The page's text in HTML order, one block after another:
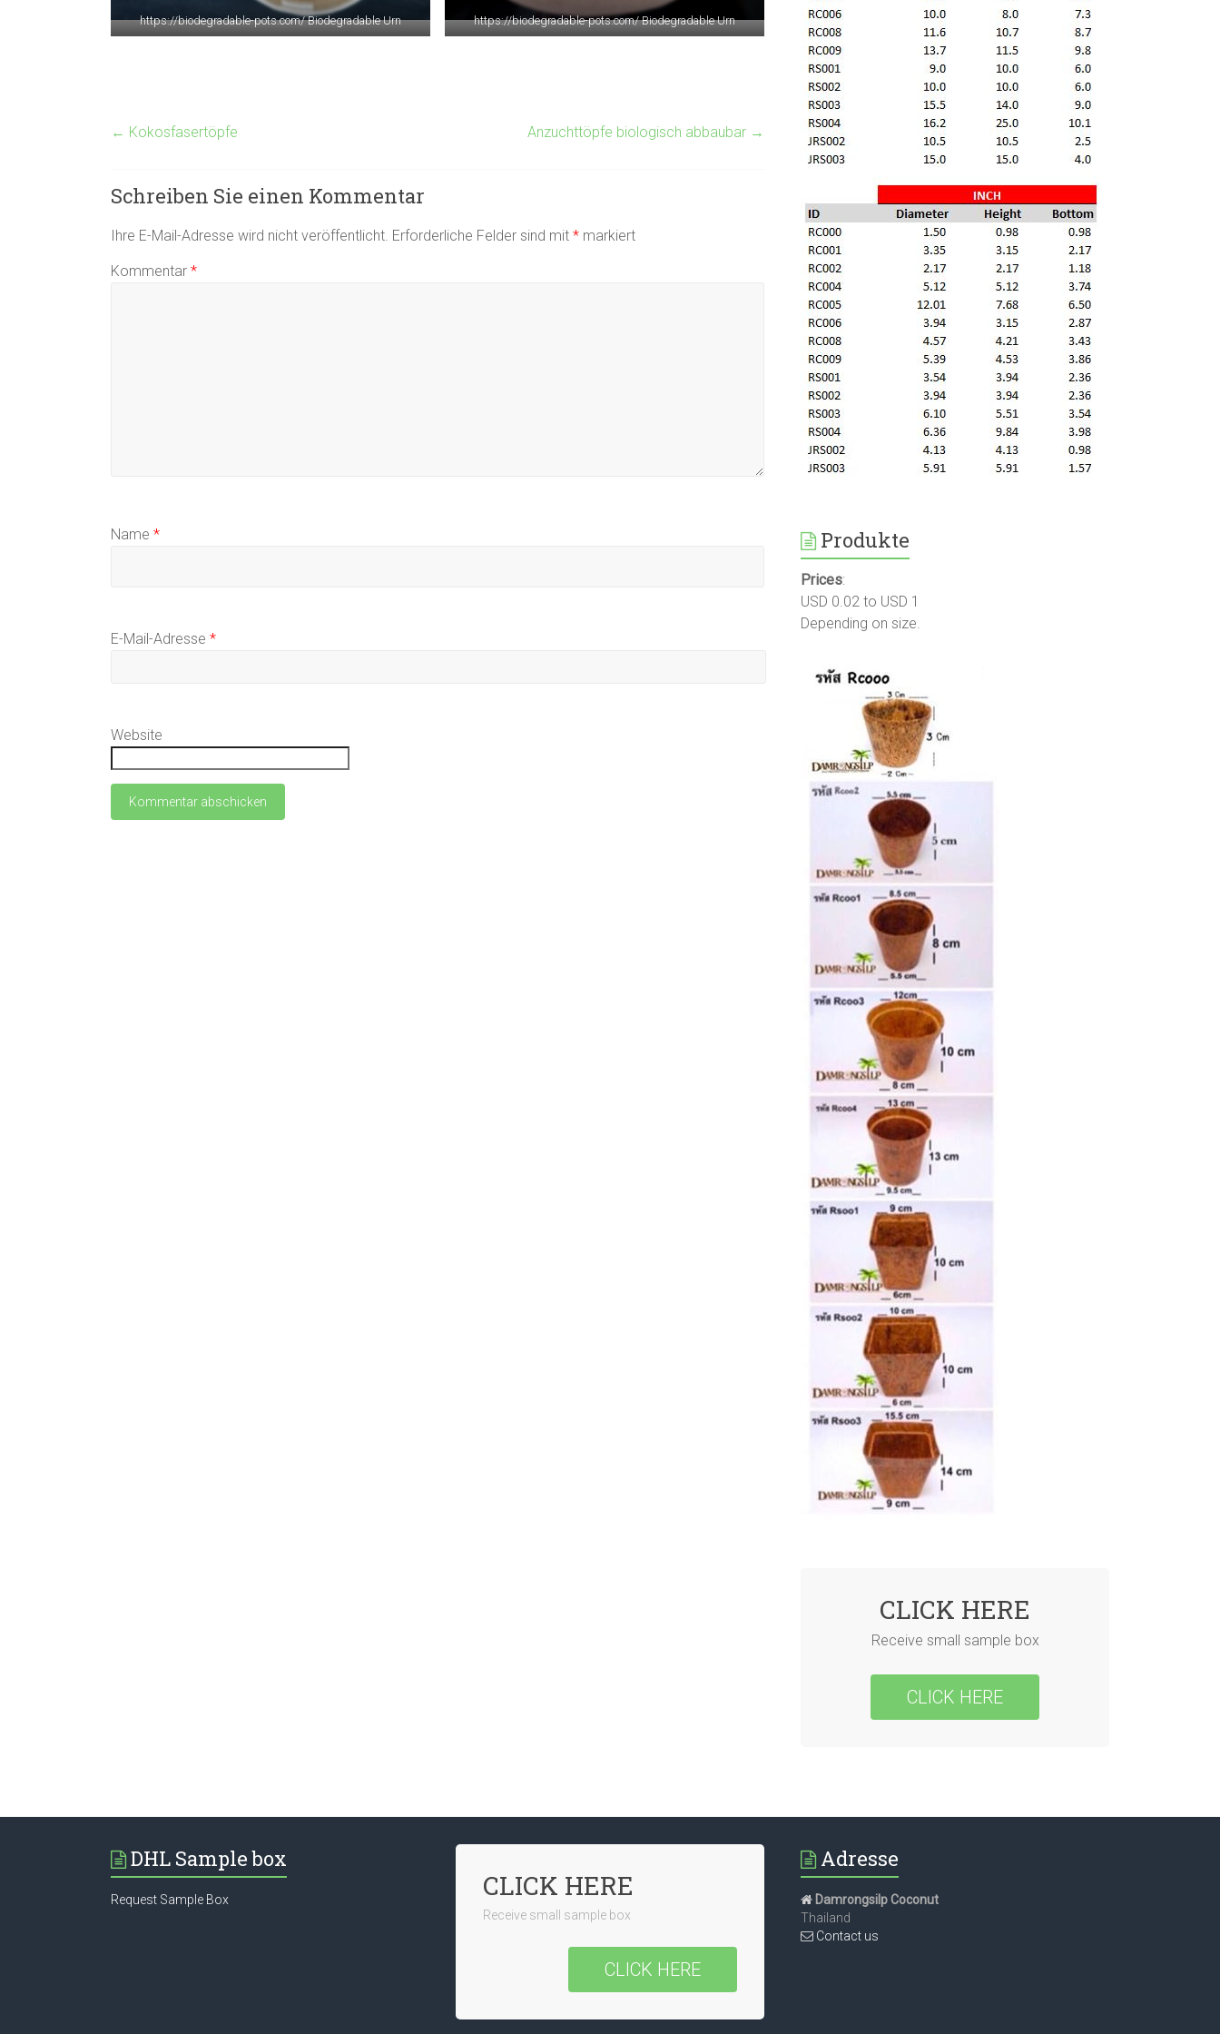
https://biodegradable-pots.com/ Biodegradable Urn https://biodegradable-pots.com/ Biodegradable Urn
← Kokosfasertöpfe Anzuchttöpfe biologisch abbaubar →
Schreiben Sie einen Kommentar
Ihre E-Mail-Adresse wird nicht veröffentlicht. Erforderliche Felder sind mit * markiert
Kommentar *
Name *
E-Mail-Adresse *
Website
Produkte
Prices:
USD 0.02 to USD 1
Depending on size.
CLICK HERE
Receive small sample box
CLICK HERE
DHL Sample box
Request Sample Box CLICK HERE
Receive small sample box
CLICK HERE
Adresse
Damrongsilp Coconut
Thailand
Contact us